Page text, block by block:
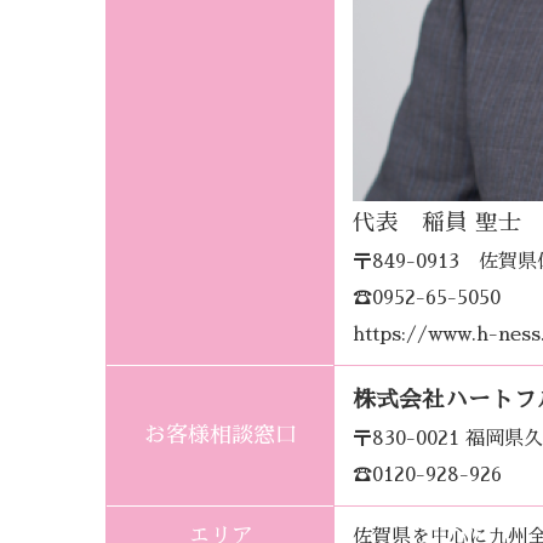
代表 稲員 聖士
〒849-0913 佐賀県
☎0952-65-5050
https://www.h-
お客様相談窓口
株式会社ハート
〒830-0021 福岡県
☎0120-928-926
エリア 佐賀県を中心に九州